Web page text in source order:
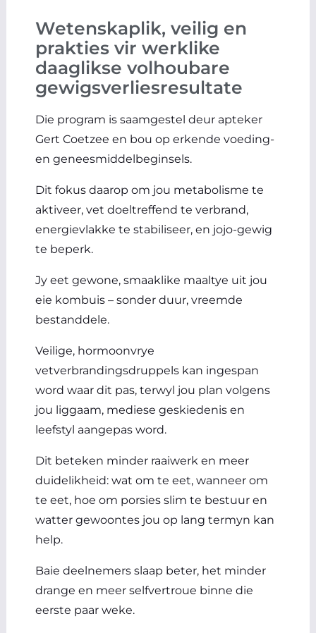
Wetenskaplik, veilig en
prakties vir werklike
daaglikse volhoubare
gewigsverliesresultate
Die program is saamgestel deur apteker
Gert Coetzee en bou op erkende voeding-
en geneesmiddelbeginsels.
Dit fokus daarop om jou metabolisme te
aktiveer, vet doeltreffend te verbrand,
energievlakke te stabiliseer, en jojo-gewig
te beperk.
Jy eet gewone, smaaklike maaltye uit jou
eie kombuis – sonder duur, vreemde
bestanddele.
Veilige, hormoonvrye
vetverbrandingsdruppels kan ingespan
word waar dit pas, terwyl jou plan volgens
jou liggaam, mediese geskiedenis en
leefstyl aangepas word.
Dit beteken minder raaiwerk en meer
duidelikheid: wat om te eet, wanneer om
te eet, hoe om porsies slim te bestuur en
watter gewoontes jou op lang termyn kan
help.
Baie deelnemers slaap beter, het minder
drange en meer selfvertroue binne die
eerste paar weke.